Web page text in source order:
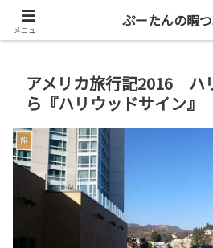
共働き二人暮らしを楽
アメリカ旅行記2016 ハ
ら『ハリウッドサイン』
旅
メニュー
ぷーたんの暇